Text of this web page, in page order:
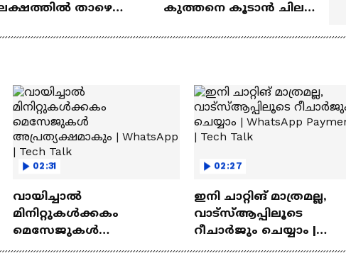
താഴെ
കുത്തനെ കൂടാൻ ചില
02:31
വായിച്ചാൽ
മിനിറ്റുകൾക്കകം
മെസേജുകള്‍
02:27
ഇനി ചാറ്റിങ് മാത്രമല്ല,
വാട്‌സ്‌ആപ്പിലൂടെ
റീചാർജും ചെയ്യാം |